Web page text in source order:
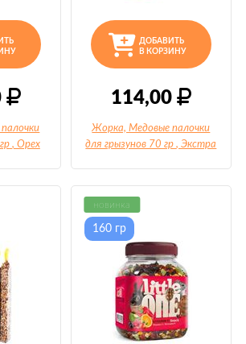
, Орех
ДОБАВИТЬ
В КОРЗИНУ
114,00
Жорка, Медовые палочки
для грызунов 70 гр , Экстра
новинка
160 гр